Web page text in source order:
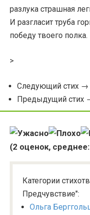
разлука страшная
И разгласит труба
победу твоего полка.
>
Следующий стих →
Предыдущий стих
(2 оценок, среднее:
Категории
Предчувствие":
Ольга